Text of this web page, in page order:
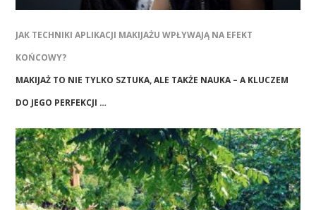
JAK TECHNIKI APLIKACJI MAKIJAŻU WPŁYWAJĄ NA EFEKT
KOŃCOWY?
MAKIJAŻ TO NIE TYLKO SZTUKA, ALE TAKŻE NAUKA – A KLUCZEM
DO JEGO PERFEKCJI …